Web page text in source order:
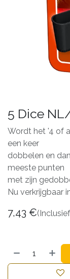
5 Dice
Wordt het '4 of
een keer
dobbelen en
meeste punten
met zijn
Nu verkrijgbaar
7,43 €